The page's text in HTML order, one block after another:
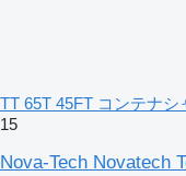
TT 65T 45FT コンテナシ
15
Nova-Tech Novatech